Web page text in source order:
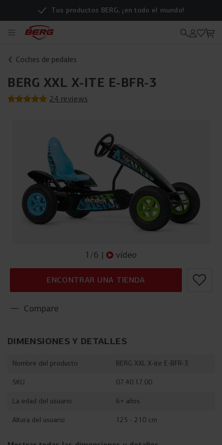
Tus productos BERG, ¡en todo el mundo!
Coches de pedales
BERG XXL X-ITE E-BFR-3
24 reviews
1 /6 | vídeo
DIMENSIONES Y DETALLES
Nombre del producto BERG XXL X-ite E-BFR-3
SKU 07.40.17.00
La edad del usuario 6+ años
Altura del usuario 125 - 210 cm
ENCONTRAR UNA TIENDA
Compare